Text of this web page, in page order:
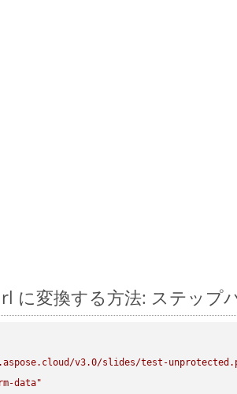
に変換する方法: ステップ
v3.0/slides/test-
data"